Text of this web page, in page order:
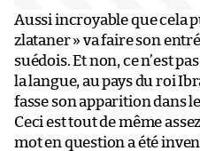
Aussi incroyable que cela
zlataner » va faire son
suédois. Et non, ce n’est
la langue, au pays du roi
fasse son apparition dans
Ceci est tout de même
mot en question a été